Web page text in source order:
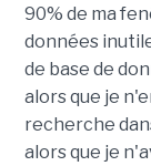
90% de ma
données
de base de
alors que je
recherche
alors que je